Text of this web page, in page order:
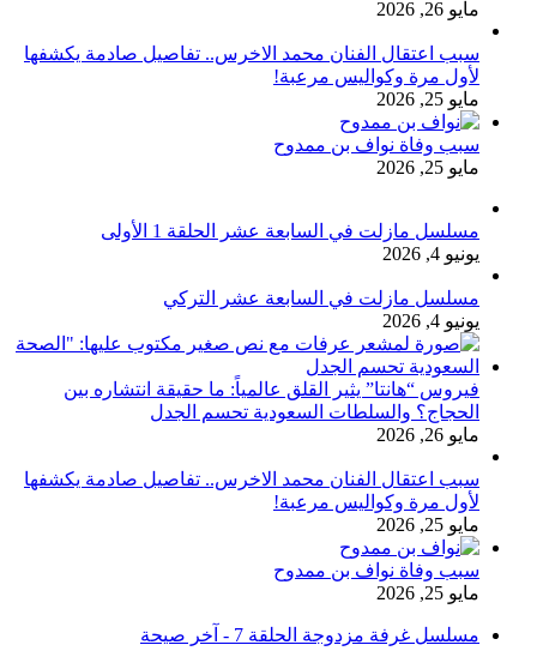
مايو 26, 2026
سبب اعتقال الفنان محمد الاخرس.. تفاصيل صادمة يكشفها
لأول مرة وكواليس مرعبة!
مايو 25, 2026
سبب وفاة نواف بن ممدوح
مايو 25, 2026
مسلسل مازلت في السابعة عشر الحلقة 1 الأولى
يونيو 4, 2026
مسلسل مازلت في السابعة عشر التركي
يونيو 4, 2026
فيروس “هانتا” يثير القلق عالمياً: ما حقيقة انتشاره بين
الحجاج؟ والسلطات السعودية تحسم الجدل
مايو 26, 2026
سبب اعتقال الفنان محمد الاخرس.. تفاصيل صادمة يكشفها
لأول مرة وكواليس مرعبة!
مايو 25, 2026
سبب وفاة نواف بن ممدوح
مايو 25, 2026
مسلسل غرفة مزدوجة الحلقة 7 - آخر صيحة